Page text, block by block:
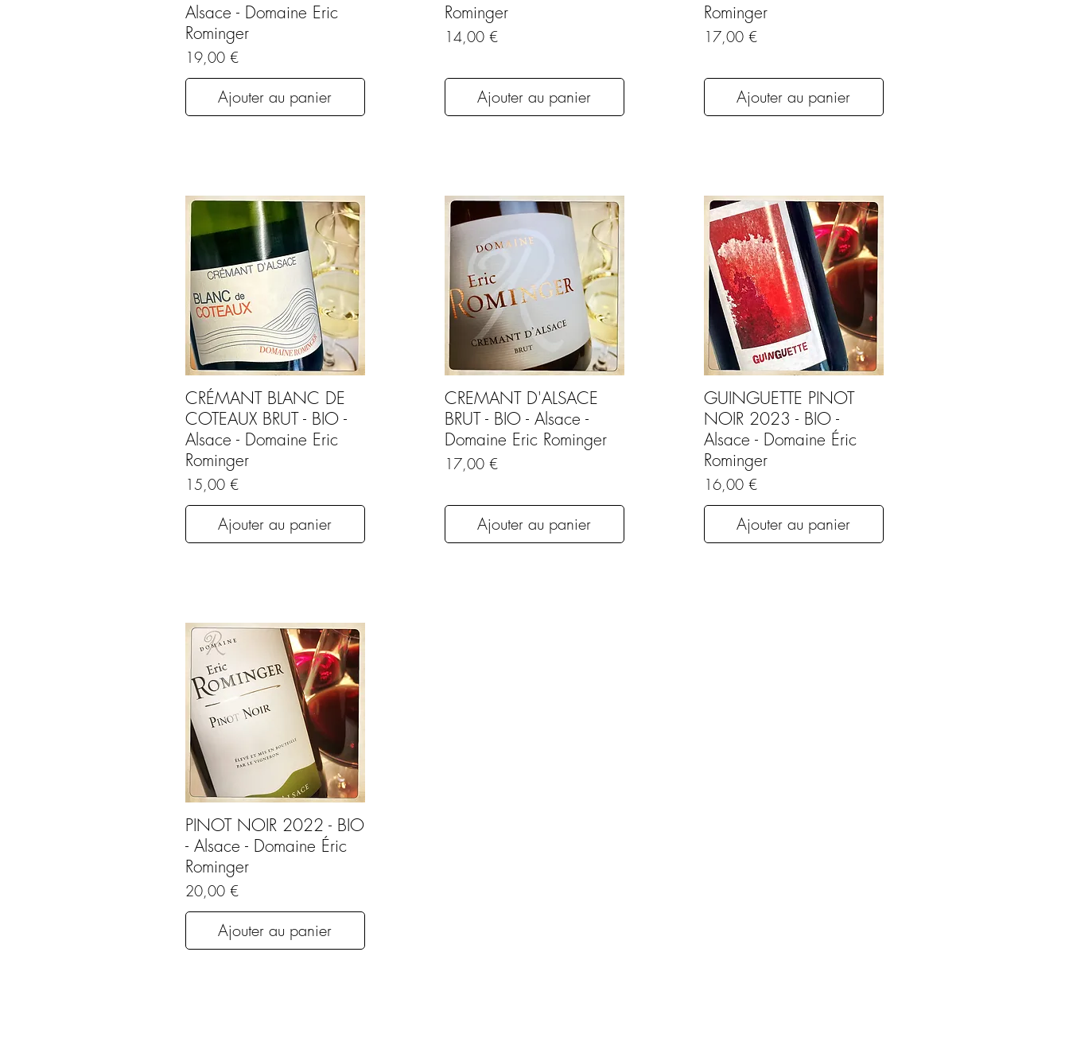
Alsace - Domaine Eric
Rominger
Prix
19,00 €
Ajouter au panier
Rominger
Prix
14,00 €
Ajouter au panier
Rominger
Prix
17,00 €
Ajouter au panier
CRÉMANT BLANC DE
COTEAUX BRUT - BIO -
Alsace - Domaine Eric
Rominger
Prix
15,00 €
Ajouter au panier
CREMANT D'ALSACE
BRUT - BIO - Alsace -
Domaine Eric Rominger
Prix
17,00 €
Ajouter au panier
GUINGUETTE PINOT
NOIR 2023 - BIO -
Alsace - Domaine Éric
Rominger
Prix
16,00 €
Ajouter au panier
PINOT NOIR 2022 - BIO
- Alsace - Domaine Éric
Rominger
Prix
20,00 €
Ajouter au panier